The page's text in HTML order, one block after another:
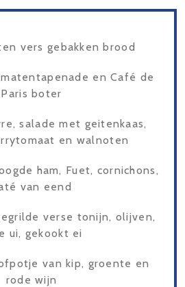
vers gebakken brood
en Café de
Paris boter
salade met geitenkaas,
en walnoten
ham, Fuet, cornichons,
van eend
verse tonijn, olijven,
ui, gekookt ei
van kip, groente en
rode wijn